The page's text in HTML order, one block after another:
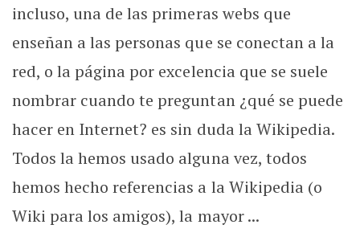
incluso, una de las primeras webs que
enseñan a las personas que se conectan a la
red, o la página por excelencia que se suele
nombrar cuando te preguntan ¿qué se puede
hacer en Internet? es sin duda la Wikipedia.
Todos la hemos usado alguna vez, todos
hemos hecho referencias a la Wikipedia (o
Wiki para los amigos), la mayor ...